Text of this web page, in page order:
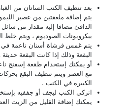
بعد تنظيف الكنب الساتان من الغبار والأتربة
يتم إضافة ملعقتين من عصير الليمون إلي
الدافئ مضافا إليه مقدار من سائل تنظيف
بيكروبونات الصوديوم ، ويتم خلط المكونات
يتم غمس فرشاة أسنان ناعمة في الخليط
البقعة وذلك إذا كانت البقعة حديثة وصغيرة .
أو يمكنك إستخدام طقعة إسفنج ناعمة
مع العصر ويتم تنظيف البقع بحركات دائرية
الكبيرة في الكنب .
اتركي الكنب ليجف أو جففيه بإستخدام
يمكنك إضافة القليل من الزيت العطري علي